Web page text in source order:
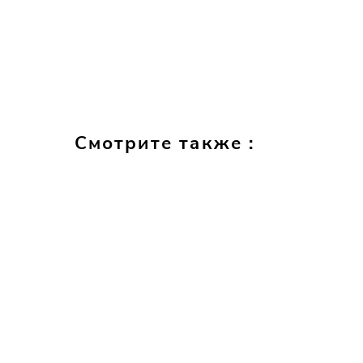
Смотрите также :